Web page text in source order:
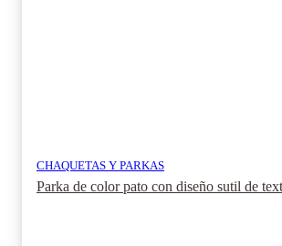
CHAQUETAS Y PARKAS
Parka de color pato con diseño sutil de